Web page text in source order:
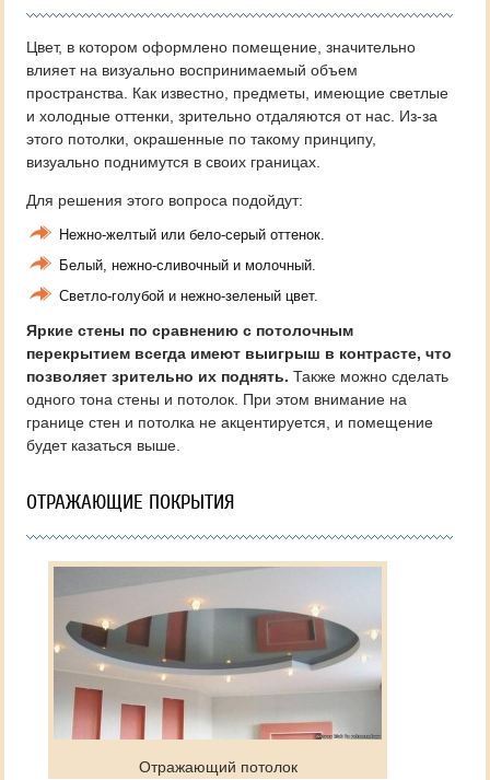
Цвет, в котором оформлено помещение, значительно
влияет на визуально воспринимаемый объем
пространства. Как известно, предметы, имеющие светлые
и холодные оттенки, зрительно отдаляются от нас. Из-за
этого потолки, окрашенные по такому принципу,
визуально поднимутся в своих границах.
Для решения этого вопроса подойдут:
Нежно-желтый или бело-серый оттенок.
Белый, нежно-сливочный и молочный.
Светло-голубой и нежно-зеленый цвет.
Яркие стены по сравнению с потолочным
перекрытием всегда имеют выигрыш в контрасте, что
позволяет зрительно их поднять. Также можно сделать
одного тона стены и потолок. При этом внимание на
границе стен и потолка не акцентируется, и помещение
будет казаться выше.
ОТРАЖАЮЩИЕ ПОКРЫТИЯ
Отражающий потолок